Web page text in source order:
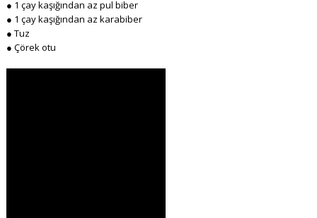
● 1 çay kaşığından az pul biber
● 1 çay kaşığından az karabiber
● Tuz
● Çörek otu